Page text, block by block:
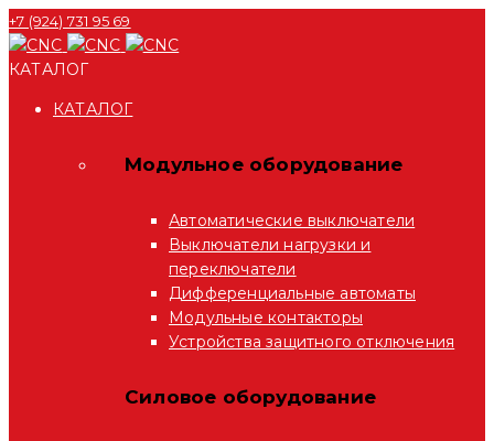
+7 (924) 731 95 69
КАТАЛОГ
КАТАЛОГ
Модульное оборудование
Автоматические выключатели
Выключатели нагрузки и
переключатели
Дифференциальные автоматы
Модульные контакторы
Устройства защитного отключения
Силовое оборудование